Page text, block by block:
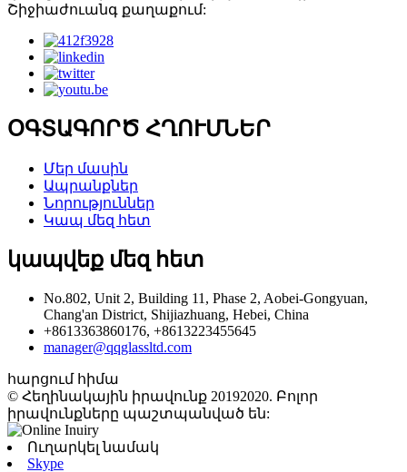
Շիջիաժուանգ քաղաքում:
ՕԳՏԱԳՈՐԾ ՀՂՈՒՄՆԵՐ
Մեր մասին
Ապրանքներ
Նորություններ
Կապ մեզ հետ
կապվեք մեզ հետ
No.802, Unit 2, Building 11, Phase 2, Aobei-Gongyuan,
Chang'an District, Shijiazhuang, Hebei, China
+8613363860176, +8613223455645
manager@qqglassltd.com
հարցում հիմա
© Հեղինակային իրավունք 20192020. Բոլոր
իրավունքները պաշտպանված են:
Ուղարկել նամակ
Skype